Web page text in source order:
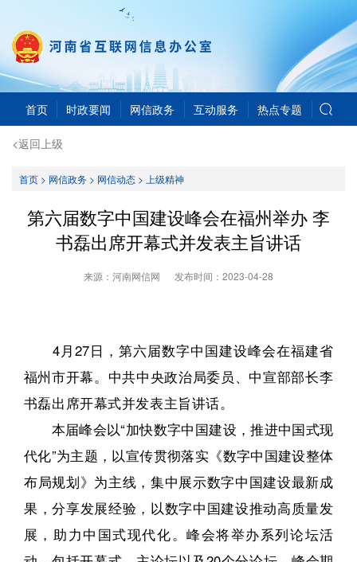
首页 时政要闻 网信政务 互动服务 热点专题
<返回上级
首页> 网信政务> 网信动态> 上级精神
第六届数字中国建设峰会在福州举办 李
书磊出席开幕式并发表主旨讲话
来源：河南网信网 发布时间： 2023-04-28
4月27日，第六届数字中国建设峰会在福建省
福州市开幕。中共中央政治局委员、中宣部部长李
书磊出席开幕式并发表主旨讲话。
本届峰会以“加快数字中国建设，推进中国式现
代化”为主题，以宣传贯彻落实《数字中国建设整体
布局规划》为主线，集中展示数字中国建设最新成
果，分享发展经验，以数字中国建设推动高质量发
展，助力中国式现代化。峰会将举办系列论坛活